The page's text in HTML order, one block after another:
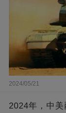
2024/05/21
2024年，中